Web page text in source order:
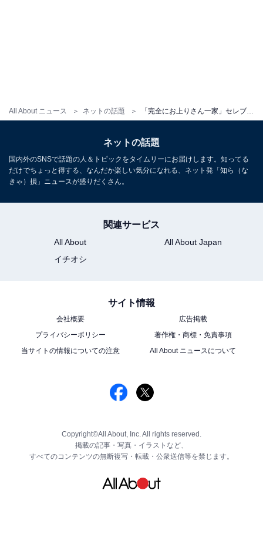
All About ニュース ネットの話題
ネットの話題
国内外のSNSで話題の人＆トピックをタイムリーにお届けします。知ってる
だけでちょっと得する、なんだか楽しい気分になれる、ネット発「知ら（な
きゃ）損」ニュースが盛りだくさん。
関連サービス
All About
All About Japan
イチオシ
サイト情報
会社概要
広告掲載
プライバシーポリシー
著作権・商標・免責事項
当サイトの情報についての注意
All About ニュースについて
Copyright©All About, Inc. All rights reserved.
掲載の記事・写真・イラストなど、
すべてのコンテンツの無断複写・転載・公衆送信等を禁じます。